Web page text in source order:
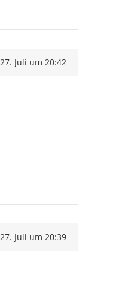
Zeitpunkt des Erstellens
Zeitpunkt des Erstellens
27. Juli um 20:42Zur Äußerung
Zeitpunkt des Erstellens
Zeitpunkt des Erstellens
27. Juli um 20:39Zur Äußerung